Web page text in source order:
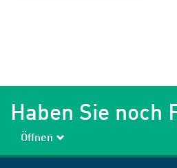
Haben Sie noch
Öffnen